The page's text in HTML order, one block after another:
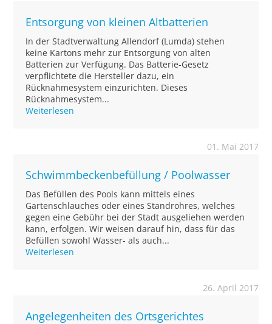
Entsorgung von kleinen Altbatterien
In der Stadtverwaltung Allendorf (Lumda) stehen
keine Kartons mehr zur Entsorgung von alten
Batterien zur Verfügung. Das Batterie-Gesetz
verpflichtete die Hersteller dazu, ein
Rücknahmesystem einzurichten. Dieses
Rücknahmesystem...
Weiterlesen
01. Mai 2017
Schwimmbeckenbefüllung / Poolwasser
Das Befüllen des Pools kann mittels eines
Gartenschlauches oder eines Standrohres, welches
gegen eine Gebühr bei der Stadt ausgeliehen werden
kann, erfolgen. Wir weisen darauf hin, dass für das
Befüllen sowohl Wasser- als auch...
Weiterlesen
26. April 2017
Angelegenheiten des Ortsgerichtes